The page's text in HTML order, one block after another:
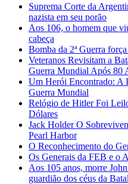
Suprema Corte da
nazista em seu porão
Aos 106, o homem que
cabeça
Bomba da 2ª Guerra
Veteranos Revisitam a
Guerra Mundial Após 80
Um Herói Encontrado: A
Guerra Mundial
Relógio de Hitler Foi
Dólares
Jack Holder O
Pearl Harbor
O Reconhecimento do
Os Generais da FEB e o
Aos 105 anos, morre
guardião dos céus da